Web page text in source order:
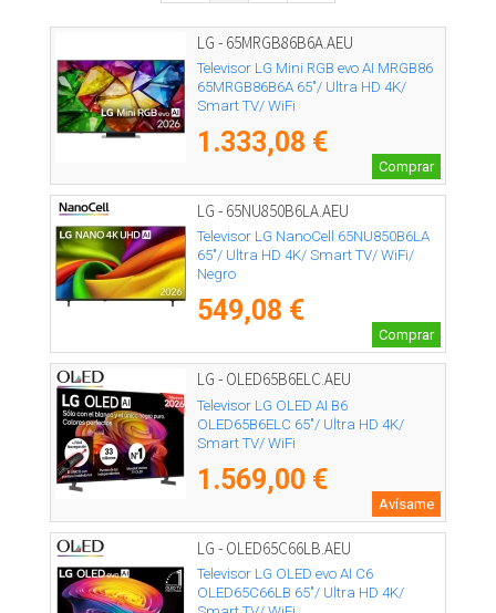
LG - 65MRGB86B6A.AEU
Televisor LG Mini RGB evo AI MRGB86
65MRGB86B6A 65"/ Ultra HD 4K/
Smart TV/ WiFi
1.333,08 €
Comprar
LG - 65NU850B6LA.AEU
Televisor LG NanoCell 65NU850B6LA
65"/ Ultra HD 4K/ Smart TV/ WiFi/
Negro
549,08 €
Comprar
LG - OLED65B6ELC.AEU
Televisor LG OLED AI B6
OLED65B6ELC 65"/ Ultra HD 4K/
Smart TV/ WiFi
1.569,00 €
Avísame
LG - OLED65C66LB.AEU
Televisor LG OLED evo AI C6
OLED65C66LB 65"/ Ultra HD 4K/